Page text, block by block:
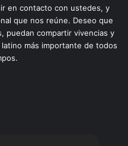
en contacto con ustedes, y
que nos reúne. Deseo que
puedan compartir vivencias y
más importante de todos